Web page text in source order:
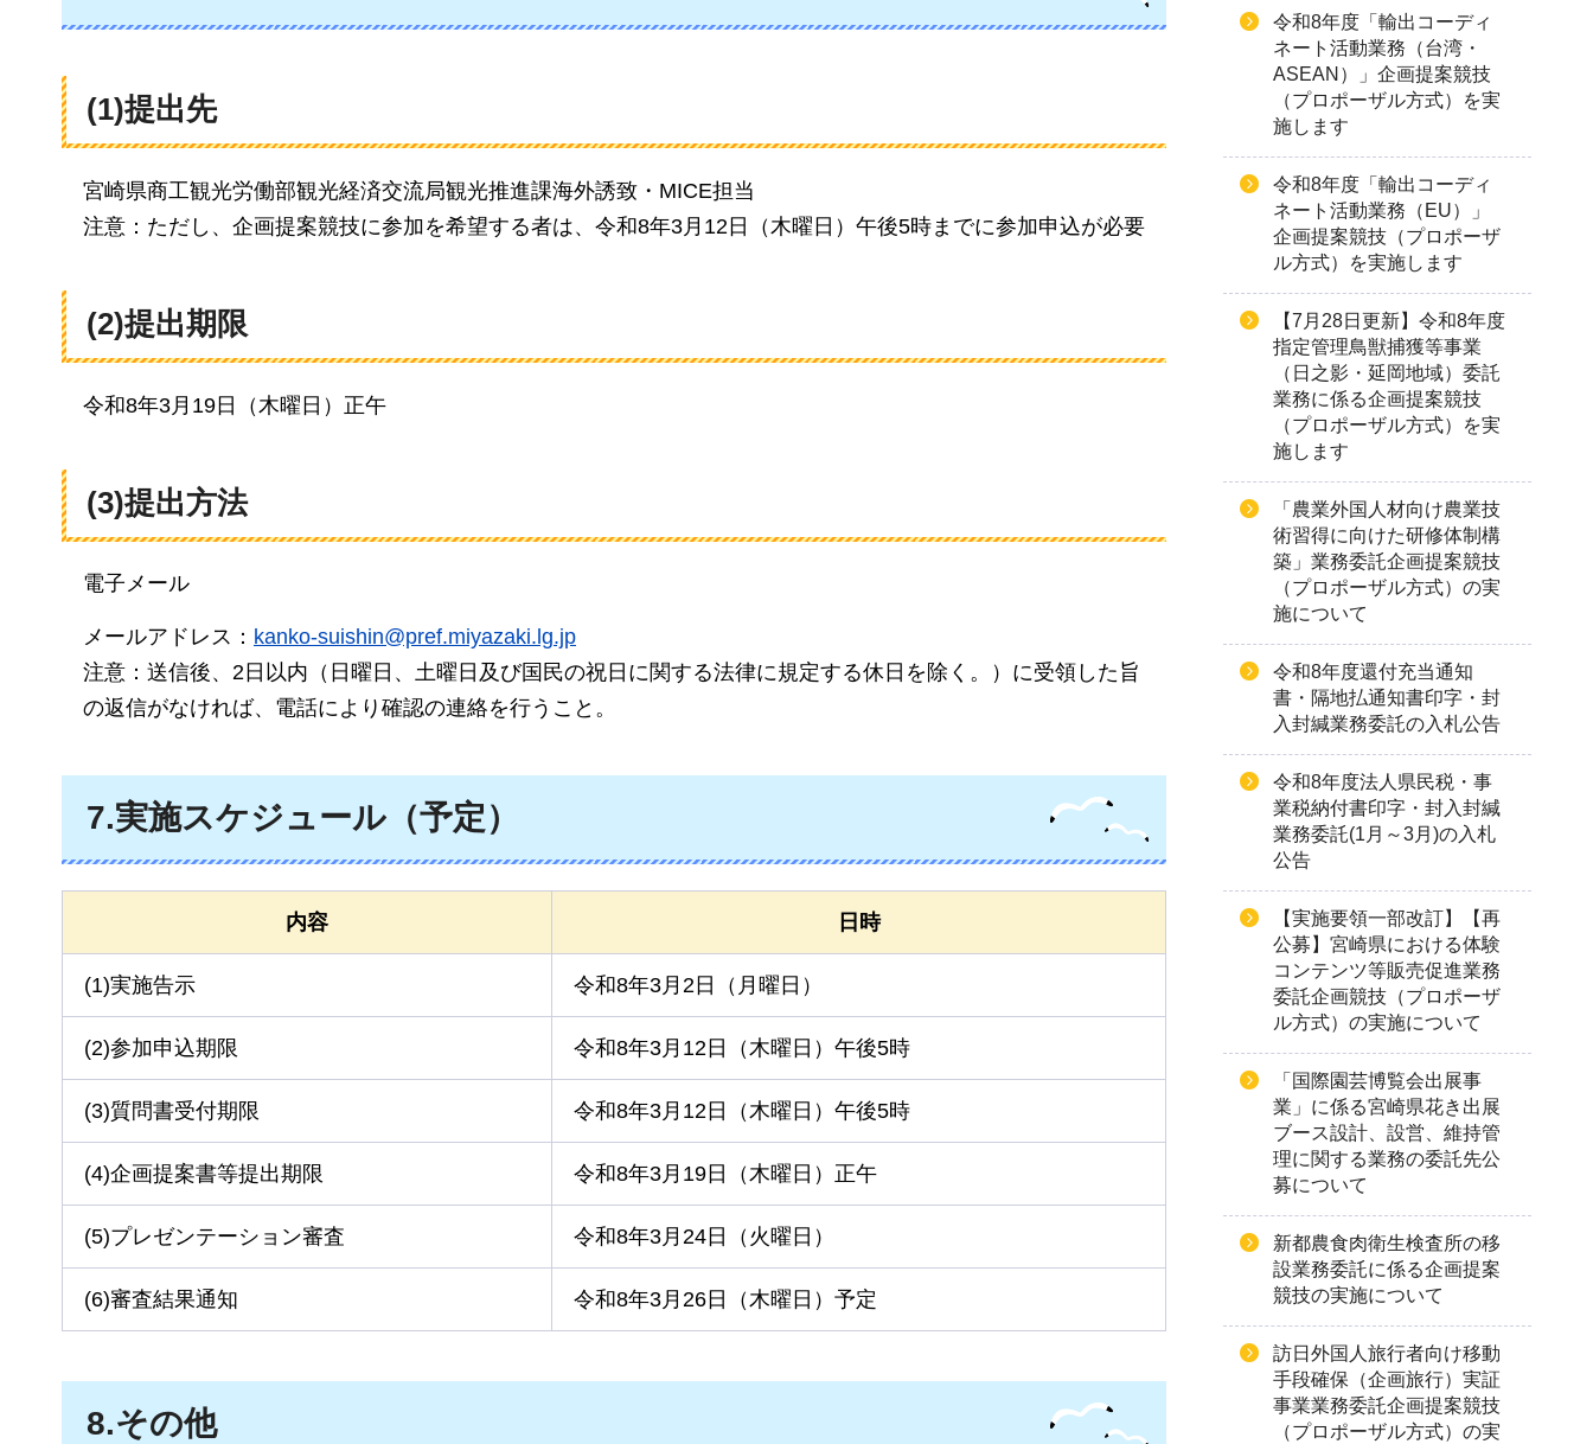
(1)提出先
宮崎県商工観光労働部観光経済交流局観光推進課海外誘致・MICE担当
注意：ただし、企画提案競技に参加を希望する者は、令和8年3月12日（木曜日）午後5時までに参加申込が必要
(2)提出期限
令和8年3月19日（木曜日）正午
(3)提出方法
電子メール
メールアドレス： kanko-suishin@pref.miyazaki.lg.jp
注意：送信後、2日以内（日曜日、土曜日及び国民の祝日に関する法律に規定する休日を除く。）に受領した旨
の返信がなければ、電話により確認の連絡を行うこと。
7.実施スケジュール（予定）
内容 日時
(1)実施告示 令和8年3月2日（月曜日）
(2)参加申込期限 令和8年3月12日（木曜日）午後5時
(3)質問書受付期限 令和8年3月12日（木曜日）午後5時
(4)企画提案書等提出期限 令和8年3月19日（木曜日）正午
(5)プレゼンテーション審査 令和8年3月24日（火曜日）
(6)審査結果通知 令和8年3月26日（木曜日）予定
8.その他
令和8年度「輸出コーディ
ネート活動業務（台湾・
ASEAN）」企画提案競技
（プロポーザル方式）を実
施します
令和8年度「輸出コーディ
ネート活動業務（EU）」
企画提案競技（プロポーザ
ル方式）を実施します
【7月28日更新】令和8年度
指定管理鳥獣捕獲等事業
（日之影・延岡地域）委託
業務に係る企画提案競技
（プロポーザル方式）を実
施します
「農業外国人材向け農業技
術習得に向けた研修体制構
築」業務委託企画提案競技
（プロポーザル方式）の実
施について
令和8年度還付充当通知
書・隔地払通知書印字・封
入封緘業務委託の入札公告
令和8年度法人県民税・事
業税納付書印字・封入封緘
業務委託(1月～3月)の入札
公告
【実施要領一部改訂】【再
公募】宮崎県における体験
コンテンツ等販売促進業務
委託企画競技（プロポーザ
ル方式）の実施について
「国際園芸博覧会出展事
業」に係る宮崎県花き出展
ブース設計、設営、維持管
理に関する業務の委託先公
募について
新都農食肉衛生検査所の移
設業務委託に係る企画提案
競技の実施について
訪日外国人旅行者向け移動
手段確保（企画旅行）実証
事業業務委託企画提案競技
（プロポーザル方式）の実